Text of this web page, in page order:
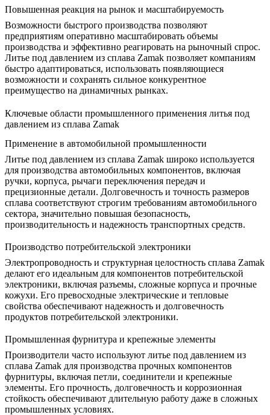
Повышенная реакция на рынок и масштабируемость
Возможности быстрого производства позволяют
предприятиям оперативно масштабировать объемы
производства и эффективно реагировать на рыночный спрос.
Литье под давлением из сплава Zamak позволяет компаниям
быстро адаптироваться, использовать появляющиеся
возможности и сохранять сильное конкурентное
преимущество на динамичных рынках.
Ключевые области промышленного применения литья под
давлением из сплава Zamak
Применение в автомобильной промышленности
Литье под давлением из сплава Zamak широко используется
для производства автомобильных компонентов, включая
ручки, корпуса, рычаги переключения передач и
прецизионные детали. Долговечность и точность размеров
сплава соответствуют строгим требованиям автомобильного
сектора, значительно повышая безопасность,
производительность и надежность транспортных средств.
Производство потребительской электроники
Электропроводность и структурная целостность сплава Zamak
делают его идеальным для компонентов потребительской
электроники, включая разъемы, сложные корпуса и прочные
кожухи. Его превосходные электрические и тепловые
свойства обеспечивают надежность и долговечность
продуктов потребительской электроники.
Промышленная фурнитура и крепежные элементы
Производители часто используют литье под давлением из
сплава Zamak для производства прочных компонентов
фурнитуры, включая петли, соединители и крепежные
элементы. Его прочность, долговечность и коррозионная
стойкость обеспечивают длительную работу даже в сложных
промышленных условиях.